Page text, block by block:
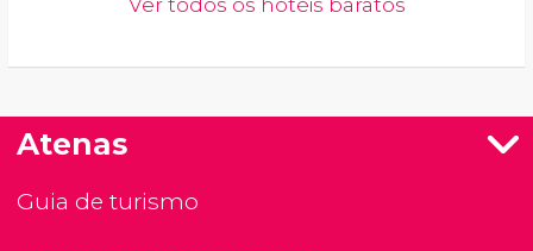
Ver todos os hotéis baratos
Atenas
Guia de turismo